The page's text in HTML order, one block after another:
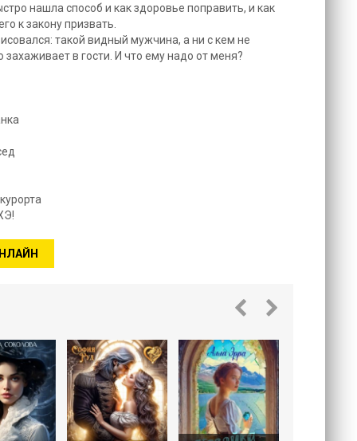
нашла способ и как здоровье поправить, и как
к закону призвать.
такой видный мужчина, а ни с кем не
в гости. И что ему надо от меня?